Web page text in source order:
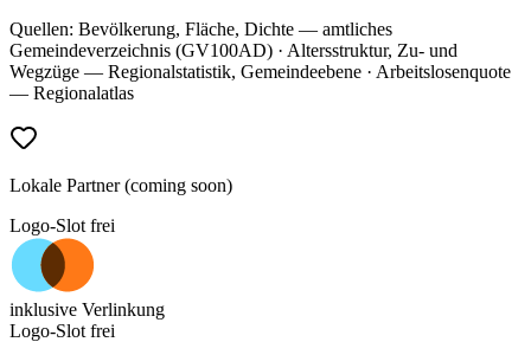
Quellen: Bevölkerung, Fläche, Dichte — amtliches
Gemeindeverzeichnis (GV100AD) · Altersstruktur, Zu- und
Wegzüge — Regionalstatistik, Gemeindeebene · Arbeitslosenquote
— Regionalatlas
Lokale Partner (coming soon)
Logo-Slot frei
inklusive Verlinkung
Logo-Slot frei